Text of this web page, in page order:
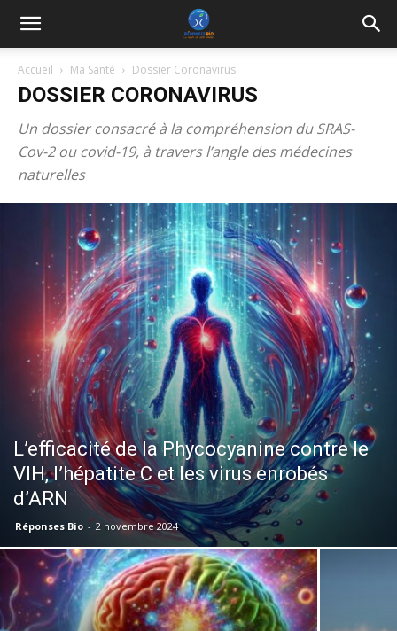
Accueil Ma Santé Dossier Coronavirus
DOSSIER CORONAVIRUS
Un dossier consacré à la compréhension du SRAS-
Cov-2 ou covid-19, à travers l’angle des médecines
naturelles
L’efficacité de la Phycocyanine contre le
VIH, l’hépatite C et les virus enrobés
d’ARN
Réponses Bio - 2 novembre 2024